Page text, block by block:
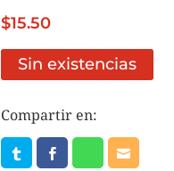
$15.50
Sin existencias
Compartir en: